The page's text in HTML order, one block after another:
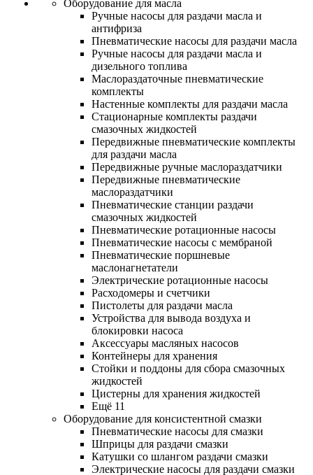
Оборудование для масла
Ручные насосы для раздачи масла и
антифриза
Пневматические насосы для раздачи масла
Ручные насосы для раздачи масла и
дизельного топлива
Маслораздаточные пневматические
комплекты
Настенные комплекты для раздачи масла
Стационарные комплекты раздачи
смазочных жидкостей
Передвижные пневматические комплекты
для раздачи масла
Передвижные ручные маслораздатчики
Передвижные пневматические
маслораздатчики
Пневматические станции раздачи
смазочных жидкостей
Пневматические ротационные насосы
Пневматические насосы с мембраной
Пневматические поршневые
маслонагнетатели
Электрические ротационные насосы
Расходомеры и счетчики
Пистолеты для раздачи масла
Устройства для вывода воздуха и
блокировки насоса
Аксессуары масляных насосов
Контейнеры для хранения
Стойки и поддоны для сбора смазочных
жидкостей
Цистерны для хранения жидкостей
Ещё 11
Оборудование для консистентной смазки
Пневматические насосы для смазки
Шприцы для раздачи смазки
Катушки со шлангом раздачи смазки
Электрические насосы для раздачи смазки